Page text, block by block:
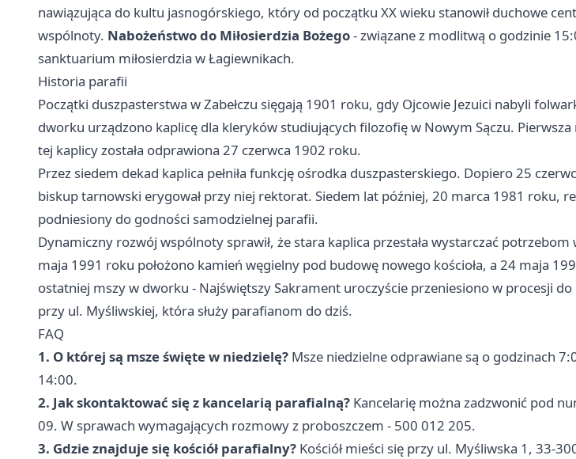
nawiązująca do kultu jasnogórskiego, który od początku XX wieku stanowił duchowe
wspólnoty. Nabożeństwo do Miłosierdzia Bożego- związane z modlitwą o godzinie
sanktuarium miłosierdzia w Łagiewnikach.
Historia parafii
Początki duszpasterstwa w Zabełczu sięgają 1901 roku, gdy Ojcowie Jezuici nabyli
dworku urządzono kaplicę dla kleryków studiujących filozofię w Nowym Sączu. Pierwsza
tej kaplicy została odprawiona 27 czerwca 1902 roku.
Przez siedem dekad kaplica pełniła funkcję ośrodka duszpasterskiego. Dopiero 25
biskup tarnowski erygował przy niej rektorat. Siedem lat później, 20 marca 1981 roku,
podniesiony do godności samodzielnej parafii.
Dynamiczny rozwój wspólnoty sprawił, że stara kaplica przestała wystarczać potrzebom
maja 1991 roku położono kamień węgielny pod budowę nowego kościoła, a 24 maja
ostatniej mszy w dworku - Najświętszy Sakrament uroczyście przeniesiono w procesji
przy ul. Myśliwskiej, która służy parafianom do dziś.
FAQ
1. O której są msze święte w niedzielę? Msze niedzielne odprawiane są o godzinach
14:00.
2. Jak skontaktować się z kancelarią parafialną? Kancelarię można zadzwonić pod
09. W sprawach wymagających rozmowy z proboszczem - 500 012 205.
3. Gdzie znajduje się kościół parafialny? Kościół mieści się przy ul. Myśliwska 1, 33-